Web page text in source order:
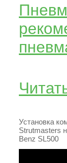
Установка
Strutmasters
Benz SL500